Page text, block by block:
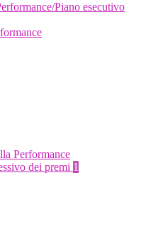
Piano esecutivo
Performance
dei premi 1